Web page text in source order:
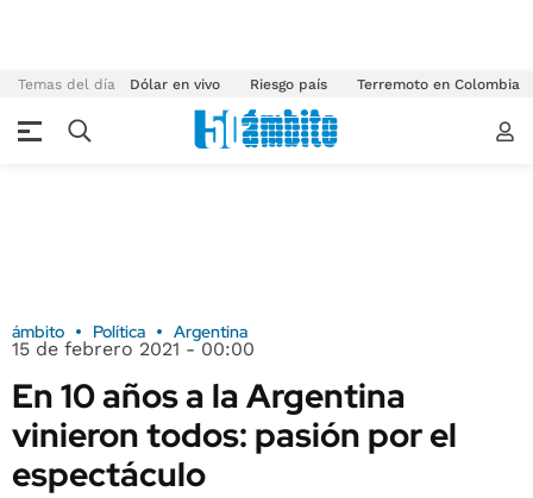
Temas del día Dólar en vivo Riesgo país Terremoto en Colombia
ámbito Política Argentina
15 de febrero 2021 - 00:00
En 10 años a la Argentina
vinieron todos: pasión por el
espectáculo